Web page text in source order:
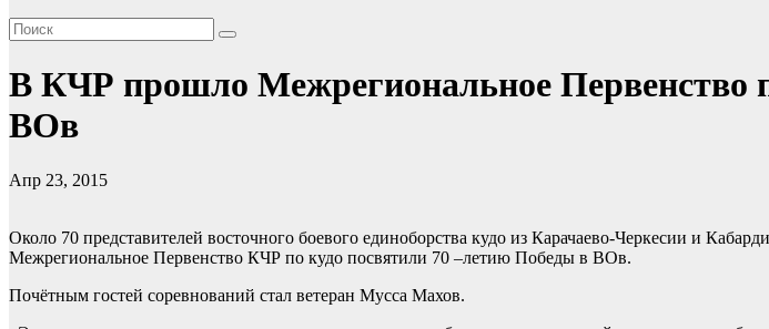
В КЧР прошло Межрегиональное Первенство
ВОв
Апр 23, 2015
Около 70 представителей восточного боевого единоборства кудо из Карачаево-Черкесии и
Межрегиональное Первенство КЧР по кудо посвятили 70 –летию Победы в ВОв.
Почётным гостей соревнований стал ветеран Мусса Махов.